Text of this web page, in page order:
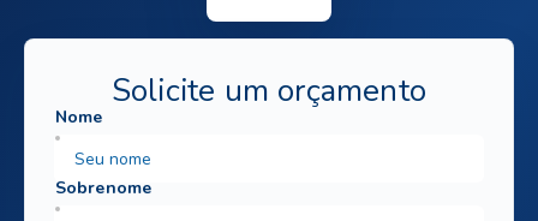
Solicite um orçamento